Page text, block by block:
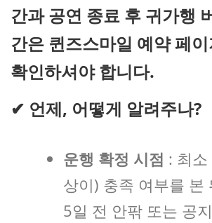
간과 공연 종료 후 귀가행
간은 퀸즈스마일 예약 페
확인하셔야 합니다.
✔ 언제, 어떻게 알려주나?
운행 확정 시점 : 최
상이) 충족 여부를 본
5일 전 안팎 또는 공